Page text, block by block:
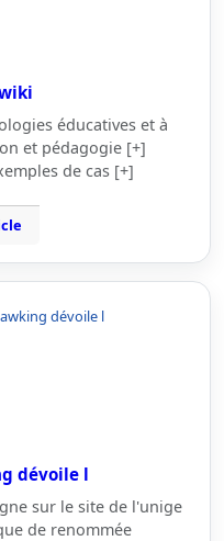
éducatives et à
et pédagogie [+]
de cas [+]
dévoile l
sur le site de l'unige
de renommée